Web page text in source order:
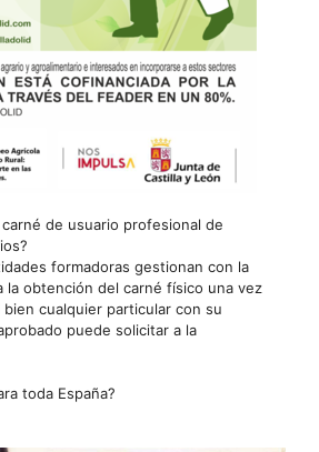
de usuario profesional de
formadoras gestionan con la
la obtención del carné físico una vez
cualquier particular con su
puede solicitar a la
toda España?